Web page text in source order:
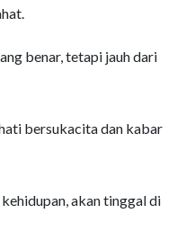
benar, tetapi jauh dari
bersukacita dan kabar
akan tinggal di